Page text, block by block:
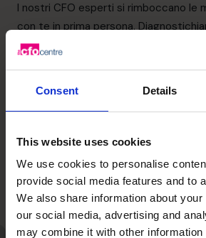
Consent Details
This website uses cookies
We use cookies to personalise
provide social media features and to
We also share information about
our social media, advertising and
may combine it with other information
I nostri CFO esperti si rimboccano le
con te in prima persona.
creiamo una strategia di flusso di
atto i sistemi giusti affinché tu
esigenza.